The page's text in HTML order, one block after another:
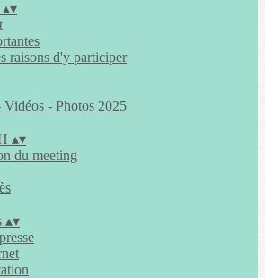
▴▾
raisons d'y participer
Vidéos - Photos 2025
▴▾
du meeting
▴▾